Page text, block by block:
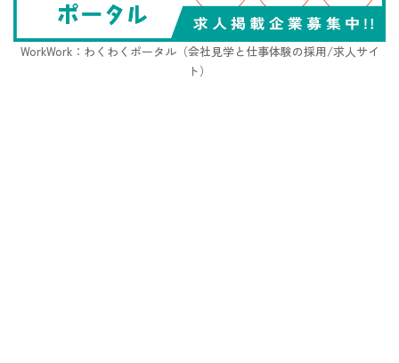
WorkWork：わくわくポータル（会社見学と仕事体験の採用/求人サイ
ト）